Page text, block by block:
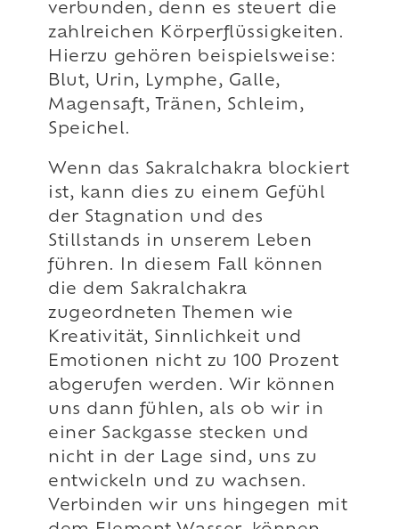
verbunden, denn es steuert die
zahlreichen Körperflüssigkeiten.
Hierzu gehören beispielsweise:
Blut, Urin, Lymphe, Galle,
Magensaft, Tränen, Schleim,
Speichel.
Wenn das Sakralchakra blockiert
ist, kann dies zu einem Gefühl
der Stagnation und des
Stillstands in unserem Leben
führen. In diesem Fall können
die dem Sakralchakra
zugeordneten Themen wie
Kreativität, Sinnlichkeit und
Emotionen nicht zu 100 Prozent
abgerufen werden. Wir können
uns dann fühlen, als ob wir in
einer Sackgasse stecken und
nicht in der Lage sind, uns zu
entwickeln und zu wachsen.
Verbinden wir uns hingegen mit